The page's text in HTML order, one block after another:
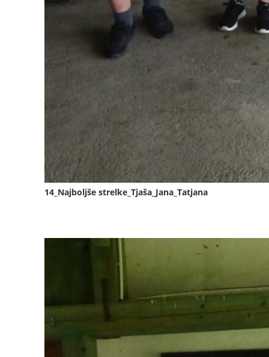
14_Najboljše strelke_Tjaša_Jana_Tatjana